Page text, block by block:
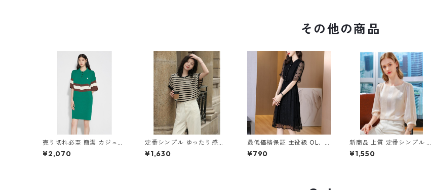
その他の商品
売り切れ必至 簡潔 カジュア
ル 切り替え ワンピース m-2
67
¥2,070
定番シンプル ゆったり感ア
ップ エレガント ボーダー柄
半袖Tシャツ m-248
¥1,630
最低価格保証 主役級 OL、通
勤 エレガント ワンピース m
-602
¥790
新商品 上質 定番シンプル シ
フォン 7分袖 ブラウス m-2
47
¥1,550